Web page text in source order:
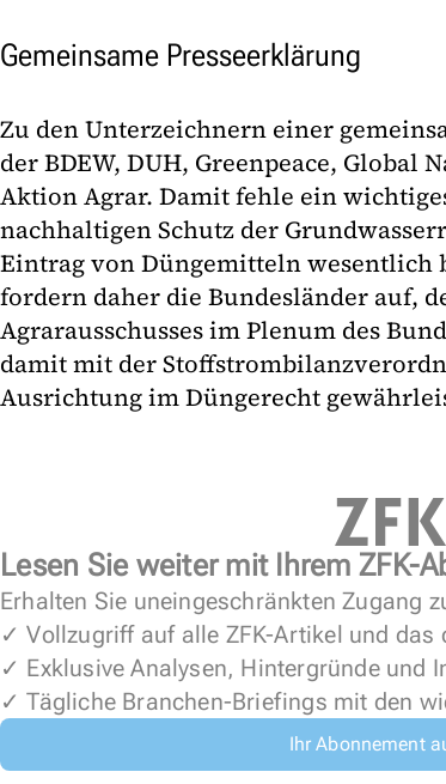
Gemeinsame Presseerklärung
Zu den Unterzeichnern einer
der BDEW, DUH, Greenpeace, Global
Aktion Agrar. Damit fehle ein
nachhaltigen Schutz der
Eintrag von Düngemitteln wesentlich
fordern daher die Bundesländer auf,
Agrarausschusses im Plenum des
damit mit der
Ausrichtung im Düngerecht
Lesen Sie weiter mit Ihrem ZFK-
Erhalten Sie uneingeschränkten Zugang
✓ Vollzugriff auf alle ZFK-Artikel und das
✓ Exklusive Analysen, Hintergründe und
✓ Tägliche Branchen-Briefings mit den
Ihr Abonnement